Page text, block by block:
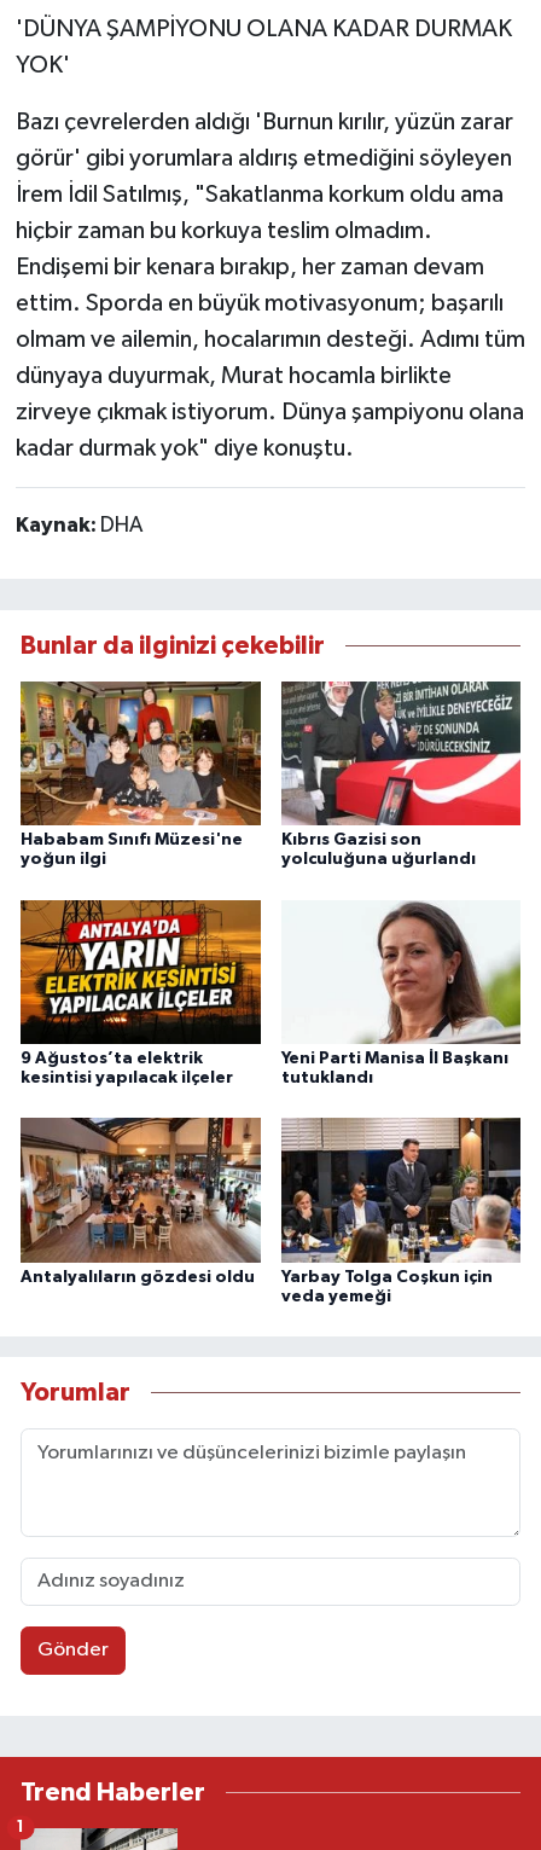
'DÜNYA ŞAMPİYONU OLANA KADAR DURMAK
YOK'
Bazı çevrelerden aldığı 'Burnun kırılır, yüzün zarar
görür' gibi yorumlara aldırış etmediğini söyleyen
İrem İdil Satılmış, "Sakatlanma korkum oldu ama
hiçbir zaman bu korkuya teslim olmadım.
Endişemi bir kenara bırakıp, her zaman devam
ettim. Sporda en büyük motivasyonum; başarılı
olmam ve ailemin, hocalarımın desteği. Adımı tüm
dünyaya duyurmak, Murat hocamla birlikte
zirveye çıkmak istiyorum. Dünya şampiyonu olana
kadar durmak yok" diye konuştu.
Kaynak: DHA
Bunlar da ilginizi çekebilir
Hababam Sınıfı Müzesi'ne
yoğun ilgi
Kıbrıs Gazisi son
yolculuğuna uğurlandı
9 Ağustos’ta elektrik
kesintisi yapılacak ilçeler
Yeni Parti Manisa İl Başkanı
tutuklandı
Antalyalıların gözdesi oldu
Yarbay Tolga Coşkun için
veda yemeği
Yorumlar
Gönder
Trend Haberler
1